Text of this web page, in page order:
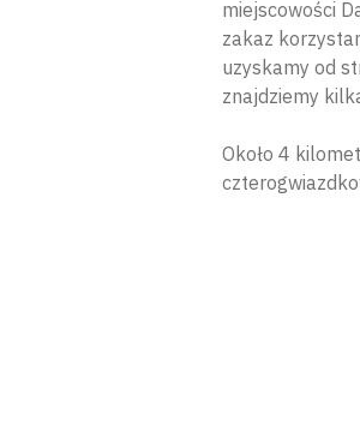
miejscowości
zakaz
uzyskamy od
znajdziemy
Około 4